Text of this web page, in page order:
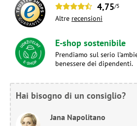
4,75/5
Altre recensioni
E-shop sostenibile
Prendiamo sul serio
benessere dei dipendenti.
Hai bisogno di un consiglio?
Jana Napolitano